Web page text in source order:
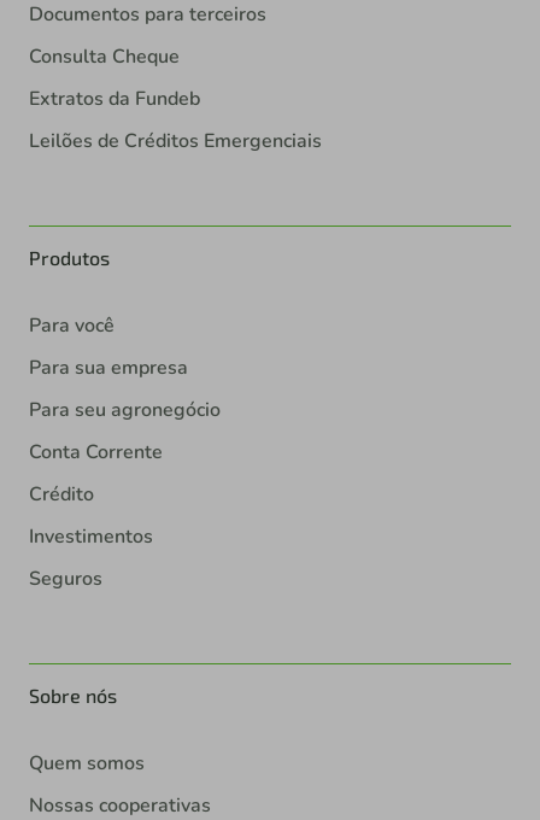
Documentos para terceiros
Consulta Cheque
Extratos da Fundeb
Leilões de Créditos Emergenciais
Produtos
Para você
Para sua empresa
Para seu agronegócio
Conta Corrente
Crédito
Investimentos
Seguros
Sobre nós
Quem somos
Nossas cooperativas